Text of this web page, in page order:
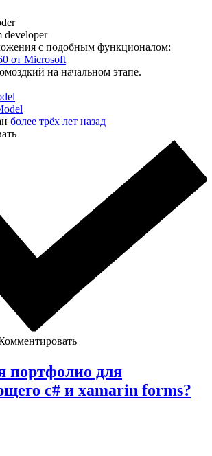
developer
с подобным функционалом:
от Microsoft
на начальном этапе.
более трёх лет назад
портфолио для
c# и xamarin forms?